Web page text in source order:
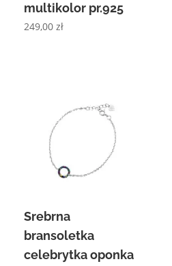
multikolor pr.925
249,00zł
Srebrna
bransoletka
celebrytka oponka